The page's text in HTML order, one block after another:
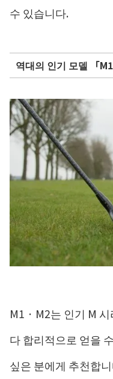
수 있습니다.
역대의 인기 모델 「M1
M1 · M2는 인기 M
다 합리적으로 얻을
싶은 분에게 추천합